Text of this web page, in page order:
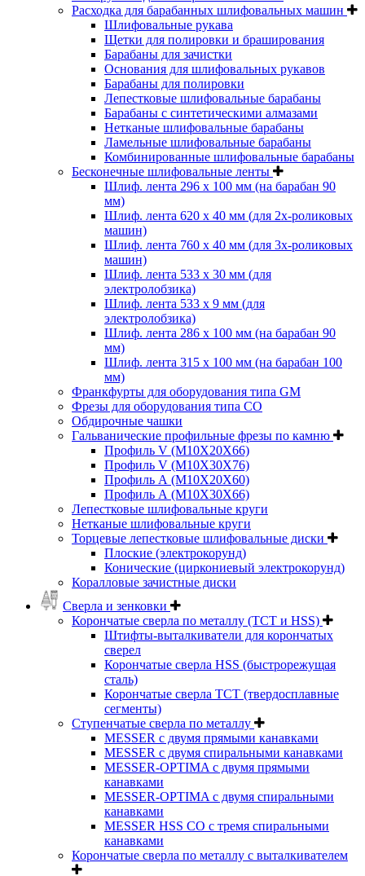
Расходка для барабанных шлифовальных машин
Шлифовальные рукава
Щетки для полировки и браширования
Барабаны для зачистки
Основания для шлифовальных рукавов
Барабаны для полировки
Лепестковые шлифовальные барабаны
Барабаны с синтетическими алмазами
Нетканые шлифовальные барабаны
Ламельные шлифовальные барабаны
Комбинированные шлифовальные барабаны
Бесконечные шлифовальные ленты
Шлиф. лента 296 х 100 мм (на барабан 90
мм)
Шлиф. лента 620 х 40 мм (для 2х-роликовых
машин)
Шлиф. лента 760 х 40 мм (для 3х-роликовых
машин)
Шлиф. лента 533 х 30 мм (для
электролобзика)
Шлиф. лента 533 х 9 мм (для
электролобзика)
Шлиф. лента 286 х 100 мм (на барабан 90
мм)
Шлиф. лента 315 х 100 мм (на барабан 100
мм)
Франкфурты для оборудования типа GM
Фрезы для оборудования типа СО
Обдирочные чашки
Гальванические профильные фрезы по камню
Профиль V (M10X20X66)
Профиль V (M10X30X76)
Профиль А (М10Х20Х60)
Профиль А (М10Х30Х66)
Лепестковые шлифовальные круги
Нетканые шлифовальные круги
Торцевые лепестковые шлифовальные диски
Плоские (электрокорунд)
Конические (циркониевый электрокорунд)
Коралловые зачистные диски
Сверла и зенковки
Корончатые сверла по металлу (TCT и HSS)
Штифты-выталкиватели для корончатых
сверел
Корончатые сверла HSS (быстрорежущая
сталь)
Корончатые сверла TCT (твердосплавные
сегменты)
Ступенчатые сверла по металлу
MESSER с двумя прямыми канавками
MESSER с двумя спиральными канавками
MESSER-OPTIMA с двумя прямыми
канавками
MESSER-OPTIMA с двумя спиральными
канавками
MESSER HSS CО с тремя спиральными
канавками
Корончатые сверла по металлу c выталкивателем